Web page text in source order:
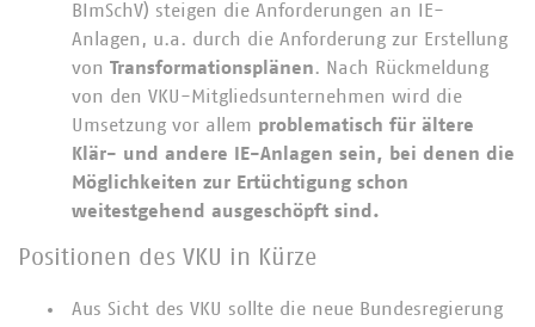
BImSchV) steigen die Anforderungen an IE-
Anlagen, u.a. durch die Anforderung zur Erstellung
von Transformationsplänen. Nach Rückmeldung
von den VKU-Mitgliedsunternehmen wird die
Umsetzung vor allem problematisch für ältere
Klär- und andere IE-Anlagen sein, bei denen die
Möglichkeiten zur Ertüchtigung schon
weitestgehend ausgeschöpft sind.
Positionen des VKU in Kürze
Aus Sicht des VKU sollte die neue Bundesregierung